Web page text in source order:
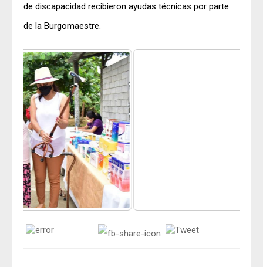
de discapacidad recibieron ayudas técnicas por parte
de la Burgomaestre.